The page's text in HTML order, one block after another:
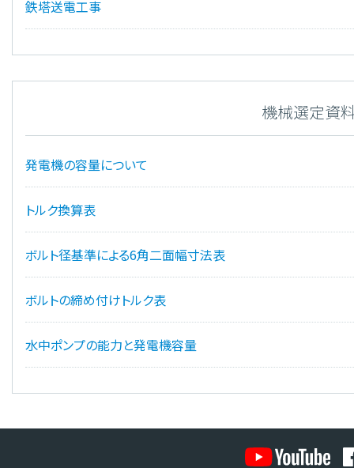
鉄塔送電工事
機械選定資
発電機の容量について
トルク換算表
ボルト径基準による6角二面幅寸法表
ボルトの締め付けトルク表
水中ポンプの能力と発電機容量